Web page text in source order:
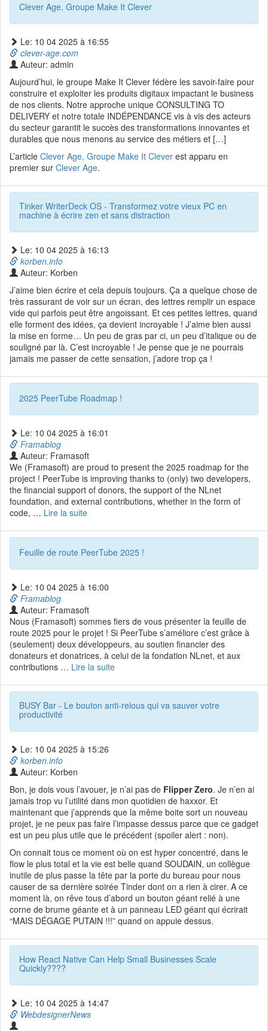
Clever Age, Groupe Make It Clever
Le: 10 04 2025 à 16:55
clever-age.com
Auteur: admin
Aujourd’hui, le groupe Make It Clever fédère les savoir-faire pour
construire et exploiter les produits digitaux impactant le business
de nos clients. Notre approche unique CONSULTING TO
DELIVERY et notre totale INDÉPENDANCE vis à vis des acteurs
du secteur garantit le succès des transformations innovantes et
durables que nous menons au service des métiers et […]
L’article Clever Age, Groupe Make It Clever est apparu en
premier sur Clever Age.
Tinker WriterDeck OS - Transformez votre vieux PC en
machine à écrire zen et sans distraction
Le: 10 04 2025 à 16:13
korben.info
Auteur: Korben
J’aime bien écrire et cela depuis toujours. Ça a quelque chose de
très rassurant de voir sur un écran, des lettres remplir un espace
vide qui parfois peut être angoissant. Et ces petites lettres, quand
elle forment des idées, ça devient incroyable ! J’aime bien aussi
la mise en forme… Un peu de gras par ci, un peu d’italique ou de
souligné par là. C’est incroyable ! Je pense que je ne pourrais
jamais me passer de cette sensation, j’adore trop ça !
2025 PeerTube Roadmap !
Le: 10 04 2025 à 16:01
Framablog
Auteur: Framasoft
We (Framasoft) are proud to present the 2025 roadmap for the
project ! PeerTube is improving thanks to (only) two developers,
the financial support of donors, the support of the NLnet
foundation, and external contributions, whether in the form of
code, … Lire la suite­­
Feuille de route PeerTube 2025 !
Le: 10 04 2025 à 16:00
Framablog
Auteur: Framasoft
Nous (Framasoft) sommes fiers de vous présenter la feuille de
route 2025 pour le projet ! Si PeerTube s’améliore c’est grâce à
(seulement) deux développeurs, au soutien financier des
donateurs et donatrices, à celui de la fondation NLnet, et aux
contributions … Lire la suite­­
BUSY Bar - Le bouton anti-relous qui va sauver votre
productivité
Le: 10 04 2025 à 15:26
korben.info
Auteur: Korben
Bon, je dois vous l’avouer, je n’ai pas de Flipper Zero. Je n’en ai
jamais trop vu l’utilité dans mon quotidien de haxxor. Et
maintenant que j’apprends que la même boite sort un nouveau
projet, je ne peux pas faire l’impasse dessus parce que ce gadget
est un peu plus utile que le précédent (spoiler alert : non).
On connait tous ce moment où on est hyper concentré, dans le
flow le plus total et la vie est belle quand SOUDAIN, un collègue
inutile de plus passe la tête par la porte du bureau pour nous
causer de sa dernière soirée Tinder dont on a rien à cirer. A ce
moment là, on rêve tous d’abord un bouton géant relié à une
corne de brume géante et à un panneau LED géant qui écrirait
“MAIS DÉGAGE PUTAIN !!!” quand on appuie dessus.
How React Native Can Help Small Businesses Scale
Quickly????
Le: 10 04 2025 à 14:47
WebdesignerNews